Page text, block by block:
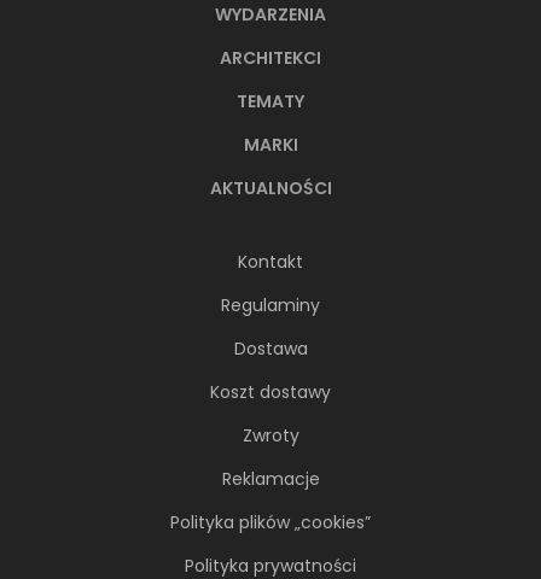
WYDARZENIA
ARCHITEKCI
TEMATY
MARKI
AKTUALNOŚCI
Kontakt
Regulaminy
Dostawa
Koszt dostawy
Zwroty
Reklamacje
Polityka plików „cookies”
Polityka prywatności